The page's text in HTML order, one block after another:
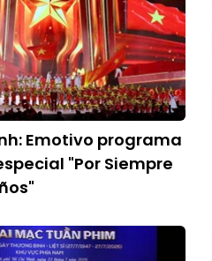
Emotivo programa
"Por Siempre